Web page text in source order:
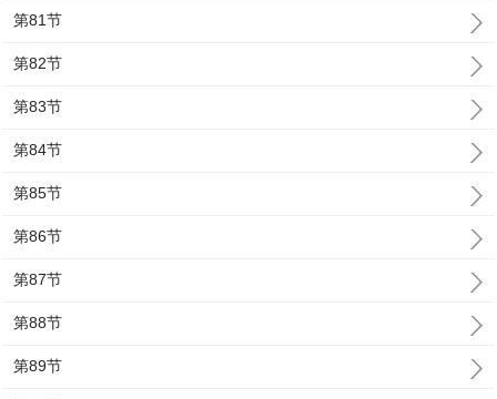
第81节
第82节
第83节
第84节
第85节
第86节
第87节
第88节
第89节